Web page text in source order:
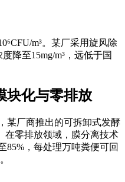
m³。某厂采用旋风除
降至15mg/m³，远低于国
块化与零排放
某厂商推出的可拆卸式发酵
在零排放领域，膜分离技术
85%，每处理万吨粪便可回